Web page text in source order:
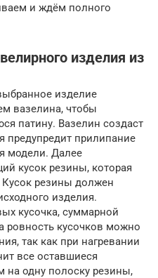
и ждём полного
изделия из
изделие
вазелина, чтобы
патину. Вазелин создаст
предупредит прилипание
модели. Далее
кусок резины, которая
резины должен
изделия.
кусочка, суммарной
кусочков можно
так как при нагревании
все оставшиеся
одну полоску резины,